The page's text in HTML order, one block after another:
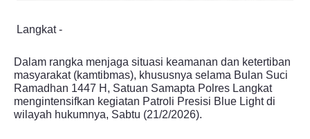
Langkat -
Dalam rangka menjaga situasi keamanan dan ketertiban
masyarakat (kamtibmas), khususnya selama Bulan Suci
Ramadhan 1447 H, Satuan Samapta Polres Langkat
mengintensifkan kegiatan Patroli Presisi Blue Light di
wilayah hukumnya, Sabtu (21/2/2026).